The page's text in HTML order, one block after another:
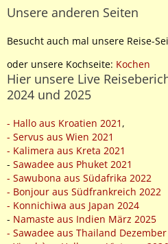
Unsere anderen Seiten
Besucht auch mal unsere Reise-
oder unsere Kochseite: Kochen
Hier unsere Live
2024 und 2025
- Hallo aus Kroatien 2021 ,
- Servus aus Wien 2021
- Kalimera aus Kreta 2021
- Sawadee aus Phuket 2021
- Sawubona aus Südafrika 2022
- Bonjour aus Südfrankreich 2022
- Konnichiwa aus Japan 2024
- Namaste aus Indien März 2025
- Sawadee aus Thailand